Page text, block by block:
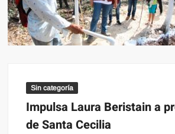
Sin categoría
Impulsa Laura Beristain a
de Santa Cecilia